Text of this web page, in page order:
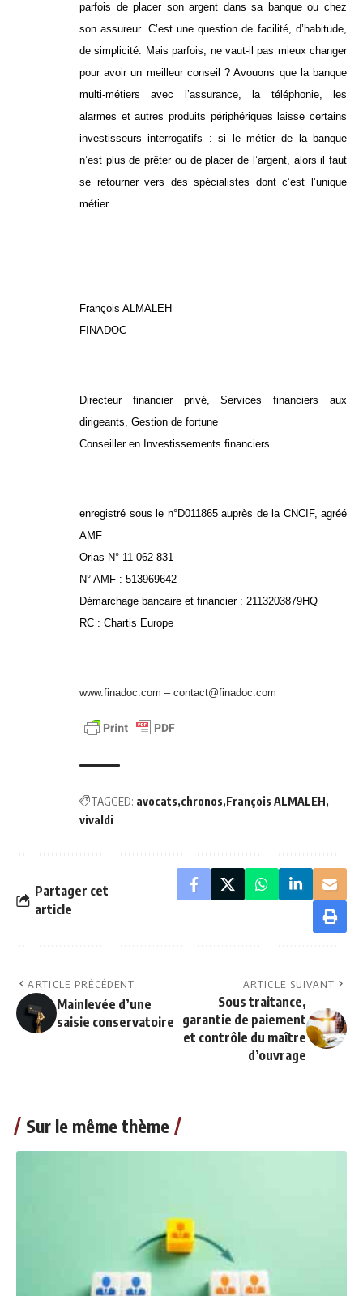
parfois de placer son argent dans sa banque ou chez
son assureur. C’est une question de facilité, d’habitude,
de simplicité. Mais parfois, ne vaut-il pas mieux changer
pour avoir un meilleur conseil ? Avouons que la banque
multi-métiers avec l’assurance, la téléphonie, les
alarmes et autres produits périphériques laisse certains
investisseurs interrogatifs : si le métier de la banque
n’est plus de prêter ou de placer de l’argent, alors il faut
se retourner vers des spécialistes dont c’est l’unique
métier.
François ALMALEH
FINADOC
Directeur financier privé, Services financiers aux
dirigeants, Gestion de fortune
Conseiller en Investissements financiers
enregistré sous le n°D011865 auprès de la CNCIF, agréé
AMF
Orias N° 11 062 831
N° AMF : 513969642
Démarchage bancaire et financier : 2113203879HQ
RC : Chartis Europe
www.finadoc.com – contact@finadoc.com
TAGGED: avocats chronos François ALMALEH
vivaldi
Partager cet
article
ARTICLE PRÉCÉDENT
Mainlevée d’une
saisie conservatoire
ARTICLE SUIVANT
Sous traitance,
garantie de paiement
et contrôle du maître
d’ouvrage
Sur le même thème